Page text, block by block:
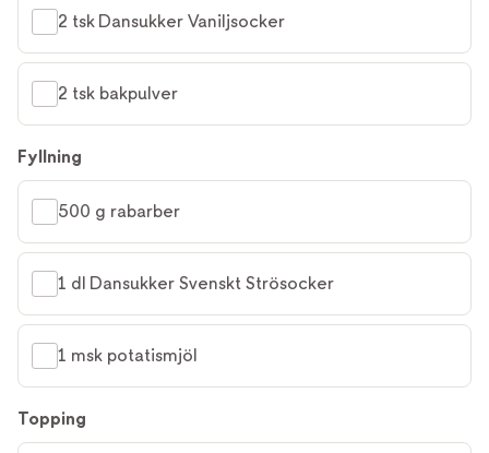
2 tsk Dansukker Vaniljsocker
2 tsk bakpulver
Fyllning
500 g rabarber
1 dl Dansukker Svenskt Strösocker
1 msk potatismjöl
Topping